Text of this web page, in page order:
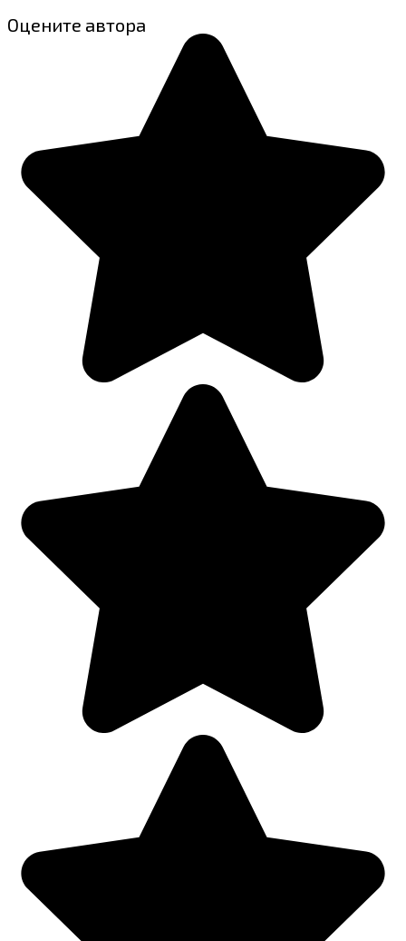
Оцените автора